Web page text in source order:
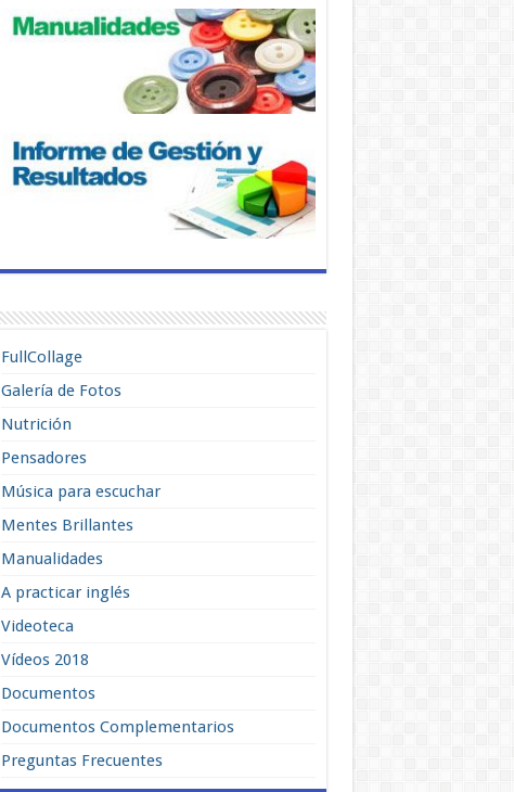
FullCollage
Galería de Fotos
Nutrición
Pensadores
Música para escuchar
Mentes Brillantes
Manualidades
A practicar inglés
Videoteca
Vídeos 2018
Documentos
Documentos Complementarios
Preguntas Frecuentes